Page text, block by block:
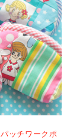
パッチワークポ